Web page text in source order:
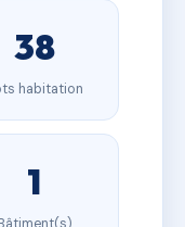
38
habitation
1